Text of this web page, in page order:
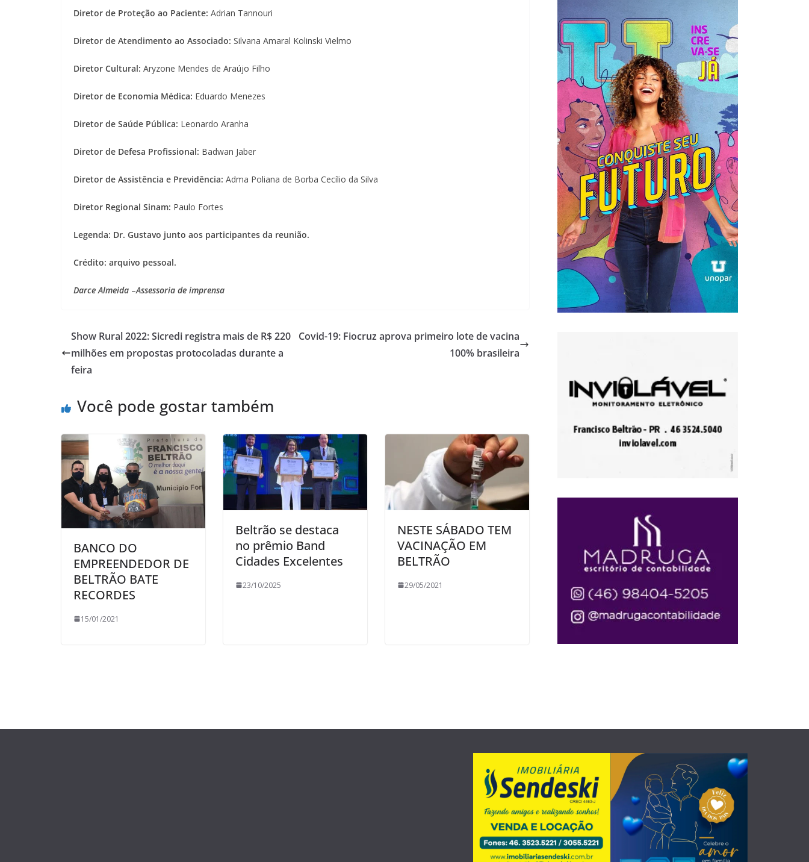
Diretor de Proteção ao Paciente: Adrian Tannouri
Diretor de Atendimento ao Associado: Silvana Amaral Kolinski Vielmo
Diretor Cultural: Aryzone Mendes de Araújo Filho
Diretor de Economia Médica: Eduardo Menezes
Diretor de Saúde Pública: Leonardo Aranha
Diretor de Defesa Profissional: Badwan Jaber
Diretor de Assistência e Previdência: Adma Poliana de Borba Cecílio da Silva
Diretor Regional Sinam: Paulo Fortes
Legenda: Dr. Gustavo junto aos participantes da reunião.
Crédito: arquivo pessoal.
Darce Almeida –Assessoria de imprensa
Show Rural 2022: Sicredi registra mais de R$ 220
milhões em propostas protocoladas durante a
feira
Covid-19: Fiocruz aprova primeiro lote de vacina
100% brasileira
Você pode gostar também
BANCO DO
EMPREENDEDOR DE
BELTRÃO BATE
RECORDES
15/01/2021
Beltrão se destaca
no prêmio Band
Cidades Excelentes
23/10/2025
NESTE SÁBADO TEM
VACINAÇÃO EM
BELTRÃO
29/05/2021